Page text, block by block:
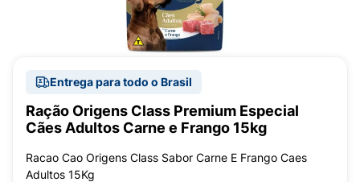
Entrega para todo o Brasil
Ração Origens Class Premium Especial
Cães Adultos Carne e Frango 15kg
Racao Cao Origens Class Sabor Carne E Frango Caes
Adultos 15Kg